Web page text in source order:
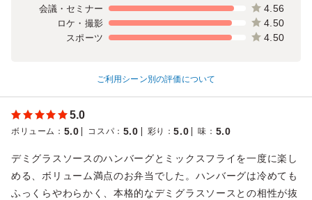
会議・セミナー 4.56
ロケ・撮影 4.50
スポーツ 4.50
ご利用シーン別の評価について
5.0
ボリューム ： 5.0 コスパ ： 5.0 彩り ：5.0 味 ： 5.0
デミグラスソースのハンバーグとミックスフライを一度に楽し
める、ボリューム満点のお弁当でした。ハンバーグは冷めても
ふっくらやわらかく、本格的なデミグラスソースとの相性が抜